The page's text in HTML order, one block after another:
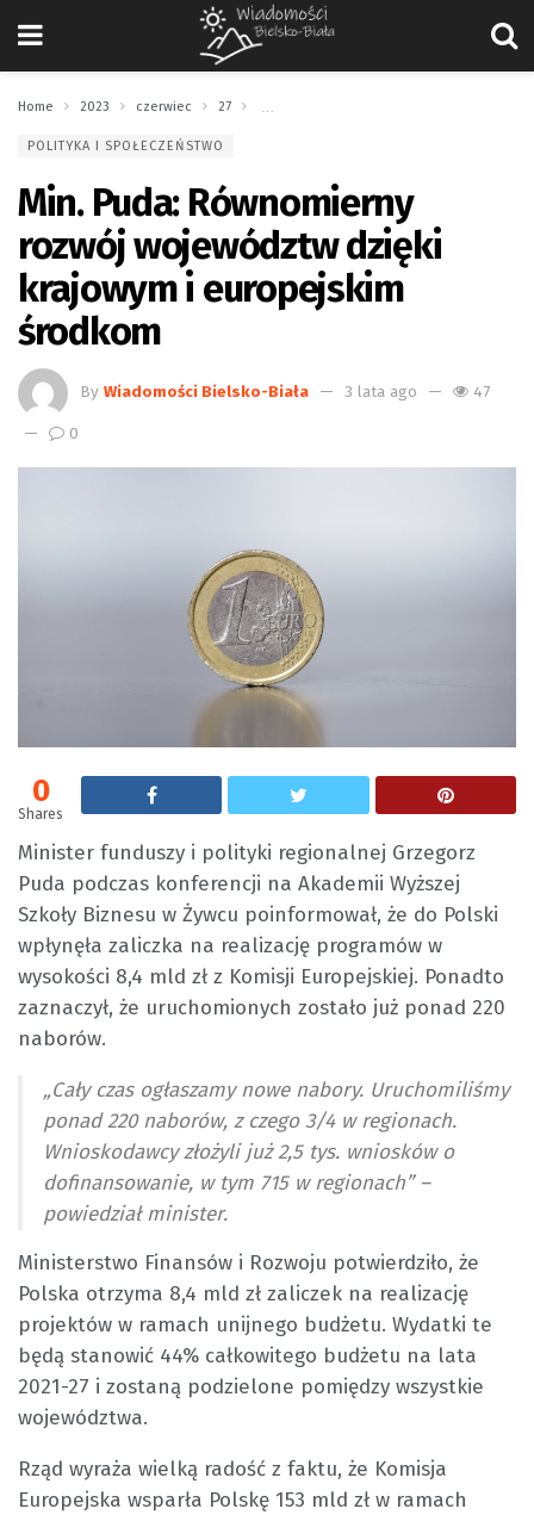
Home 2023 czerwiec 27
POLITYKA I SPOŁECZEŃSTWO
Min. Puda: Równomierny
rozwój województw dzięki
krajowym i europejskim
środkom
By Wiadomości Bielsko-Biała 3 lata ago 47
0
0
Shares
Minister funduszy i polityki regionalnej Grzegorz
Puda podczas konferencji na Akademii Wyższej
Szkoły Biznesu w Żywcu poinformował, że do Polski
wpłynęła zaliczka na realizację programów w
wysokości 8,4 mld zł z Komisji Europejskiej. Ponadto
zaznaczył, że uruchomionych zostało już ponad 220
naborów.
„Cały czas ogłaszamy nowe nabory. Uruchomiliśmy
ponad 220 naborów, z czego 3/4 w regionach.
Wnioskodawcy złożyli już 2,5 tys. wniosków o
dofinansowanie, w tym 715 w regionach” –
powiedział minister.
Ministerstwo Finansów i Rozwoju potwierdziło, że
Polska otrzyma 8,4 mld zł zaliczek na realizację
projektów w ramach unijnego budżetu. Wydatki te
będą stanowić 44% całkowitego budżetu na lata
2021-27 i zostaną podzielone pomiędzy wszystkie
województwa.
Rząd wyraża wielką radość z faktu, że Komisja
Europejska wsparła Polskę 153 mld zł w ramach